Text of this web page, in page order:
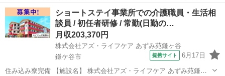
士)/住み込み寮完備/託児所完備でひとり親・シングルマザーにもおす
すめ 【施設名】 医療法人社団 一心会 初富保健病院 【勤務地】 千葉
県 鎌ケ谷市 【ア...
千葉 鎌ケ谷市 介護士
ショートステイ事業所での介護職員・生活相
談員 / 初任者研修 / 常勤(日勤の…
月収203,370円
株式会社アズ・ライフケア あずみ苑鎌ヶ谷
鎌ケ谷市
提携サイト 6月17日
住み込み寮完備 【施設名】 株式会社アズ・ライフケア あずみ苑鎌ヶ